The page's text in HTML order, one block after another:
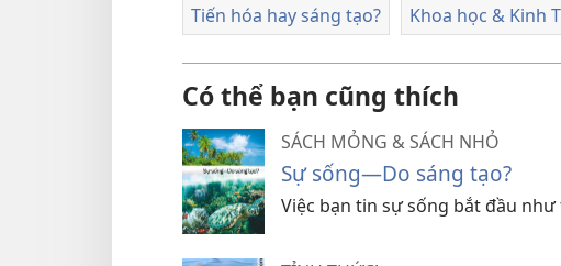
Tiến hóa hay sáng tạo? Khoa học & Kinh
Có thể bạn cũng thích
SÁCH MỎNG & SÁCH NHỎ
Sự sống—Do sáng tạo?
Việc bạn tin sự sống bắt đầu